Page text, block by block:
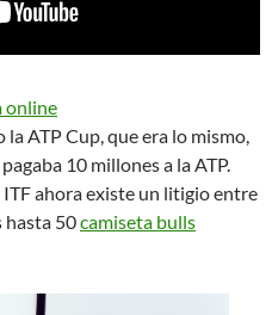
ATP Cup, que era lo mismo,
10 millones a la ATP.
ahora existe un litigio entre
hasta 50camiseta bulls